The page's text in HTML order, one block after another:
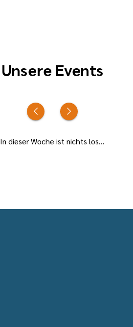
Unsere Events
In dieser Woche ist nichts los...